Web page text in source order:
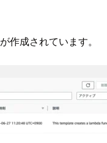
作成されています。